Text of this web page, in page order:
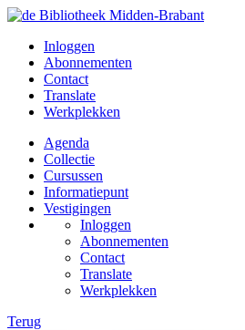
Inloggen
Abonnementen
Contact
Translate
Werkplekken
Agenda
Collectie
Cursussen
Informatiepunt
Vestigingen
Inloggen
Abonnementen
Contact
Translate
Werkplekken
Terug